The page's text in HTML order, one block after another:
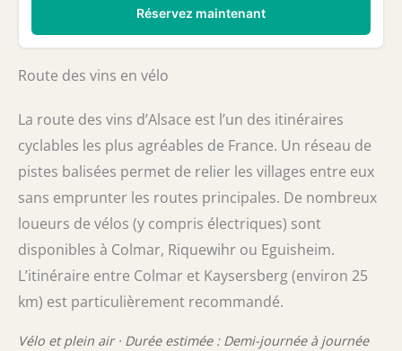
Réservez maintenant
Route des vins en vélo
La route des vins d’Alsace est l’un des itinéraires
cyclables les plus agréables de France. Un réseau de
pistes balisées permet de relier les villages entre eux
sans emprunter les routes principales. De nombreux
loueurs de vélos (y compris électriques) sont
disponibles à Colmar, Riquewihr ou Eguisheim.
L’itinéraire entre Colmar et Kaysersberg (environ 25
km) est particulièrement recommandé.
Vélo et plein air · Durée estimée : Demi-journée à journée